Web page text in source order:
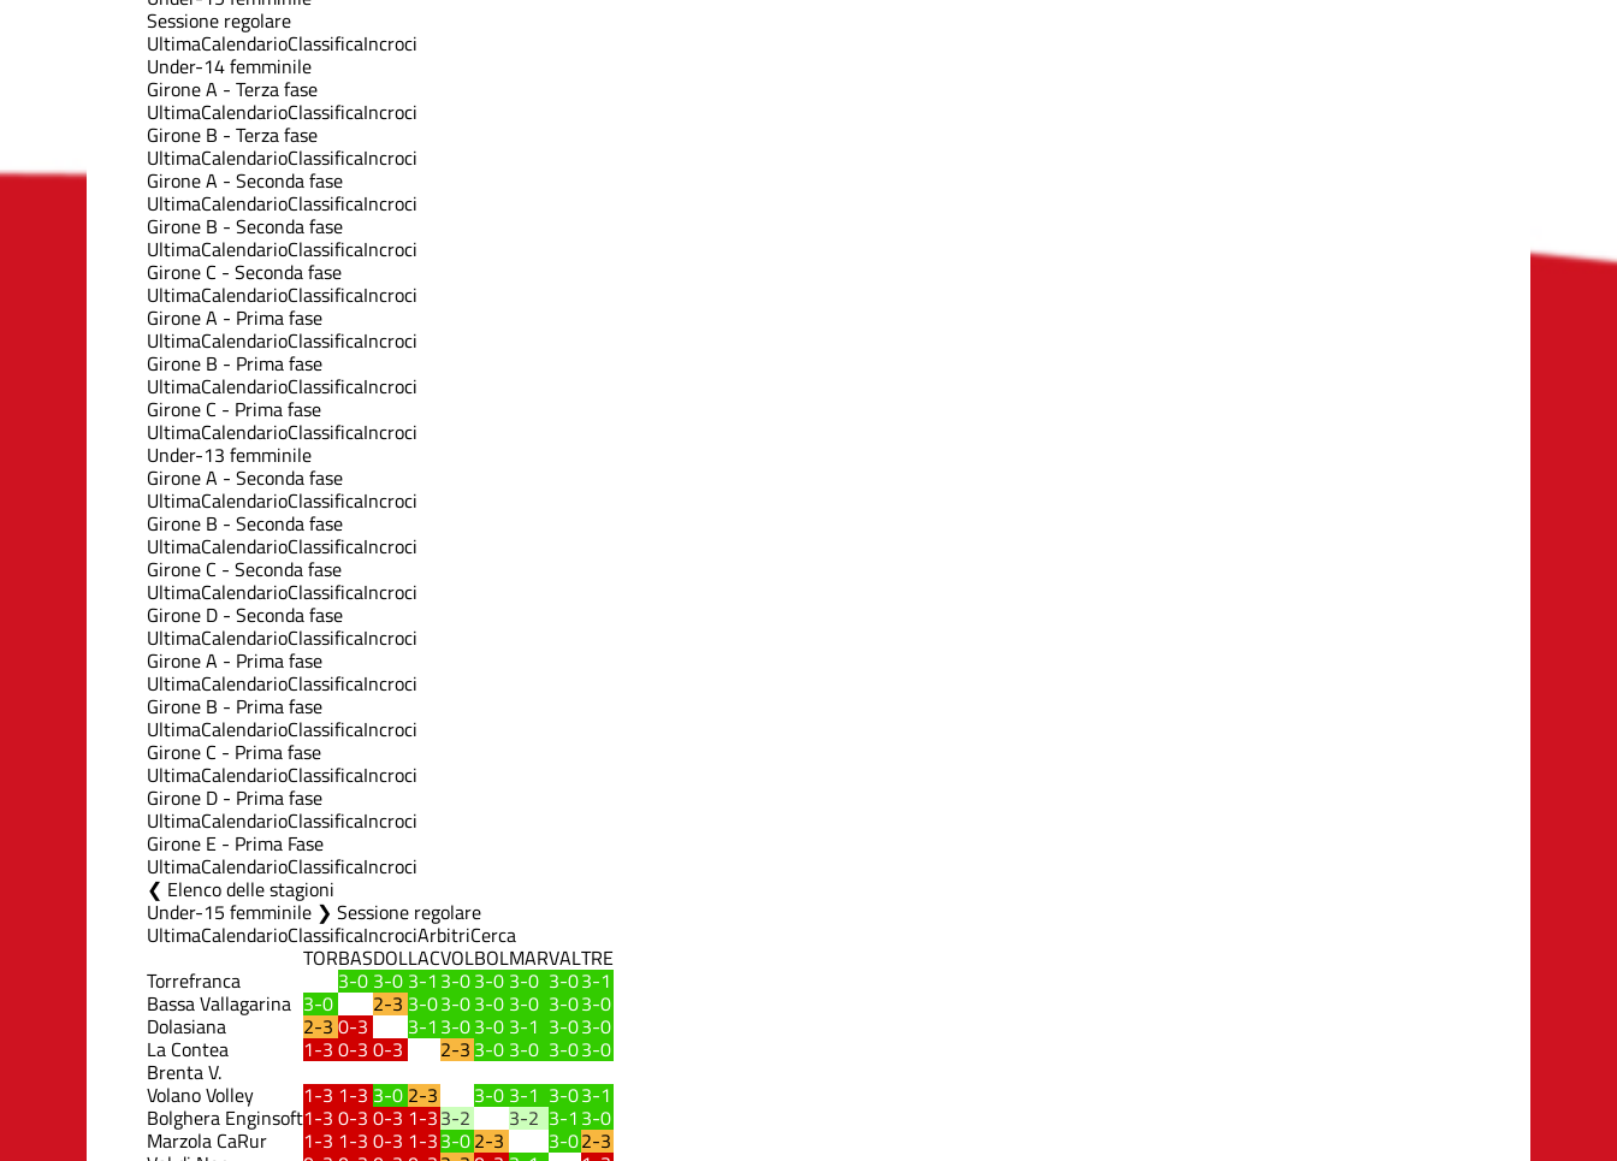
Sessione regolare
UltimaCalendarioClassificaIncroci
Under-14 femminile
Girone A - Terza fase
UltimaCalendarioClassificaIncroci
Girone B - Terza fase
UltimaCalendarioClassificaIncroci
Girone A - Seconda fase
UltimaCalendarioClassificaIncroci
Girone B - Seconda fase
UltimaCalendarioClassificaIncroci
Girone C - Seconda fase
UltimaCalendarioClassificaIncroci
Girone A - Prima fase
UltimaCalendarioClassificaIncroci
Girone B - Prima fase
UltimaCalendarioClassificaIncroci
Girone C - Prima fase
UltimaCalendarioClassificaIncroci
Under-13 femminile
Girone A - Seconda fase
UltimaCalendarioClassificaIncroci
Girone B - Seconda fase
UltimaCalendarioClassificaIncroci
Girone C - Seconda fase
UltimaCalendarioClassificaIncroci
Girone D - Seconda fase
UltimaCalendarioClassificaIncroci
Girone A - Prima fase
UltimaCalendarioClassificaIncroci
Girone B - Prima fase
UltimaCalendarioClassificaIncroci
Girone C - Prima fase
UltimaCalendarioClassificaIncroci
Girone D - Prima fase
UltimaCalendarioClassificaIncroci
Girone E - Prima Fase
UltimaCalendarioClassificaIncroci
Elenco delle stagioni
Under-15 femminile ❯ Sessione regolare
UltimaCalendarioClassificaIncrociArbitriCerca
TORBASDOLLACVOLBOLMARVALTRE
Torrefranca 3-0 3-0 3-1 3-03-0 3-0 3-03-1
Bassa Vallagarina 3-0 2-3 3-03-03-0 3-0 3-03-0
Dolasiana 2-3 0-3 3-1 3-03-0 3-1 3-03-0
La Contea
Brenta V.
1-3 0-3 0-3 2-3 3-0 3-0 3-03-0
Volano Volley
1-3 1-3 3-0 2-3 3-0 3-1 3-03-1
Bolghera Enginsoft1-3 0-3 0-3 1-33-2 3-2 3-1 3-0
Marzola CaRur 1-3 1-3 0-3 1-33-02-3 3-02-3